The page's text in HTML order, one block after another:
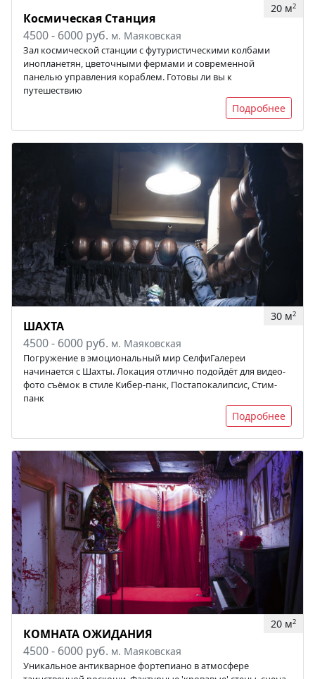
20 м2
Космическая Станция
4500 - 6000 руб. м. Маяковская
Зал космической станции с футуристическими колбами
инопланетян, цветочными фермами и современной
панелью управления кораблем. Готовы ли вы к
путешествию
Подробнее
30 м2
ШАХТА
4500 - 6000 руб. м. Маяковская
Погружение в эмоциональный мир СелфиГалереи
начинается с Шахты. Локация отлично подойдёт для видео-
фото съёмок в стиле Кибер-панк, Постапокалипсис, Стим-
панк
Подробнее
20 м2
КОМНАТА ОЖИДАНИЯ
4500 - 6000 руб. м. Маяковская
Уникальное антикварное фортепиано в атмосфере